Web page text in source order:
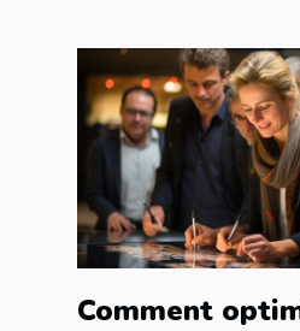
Comment